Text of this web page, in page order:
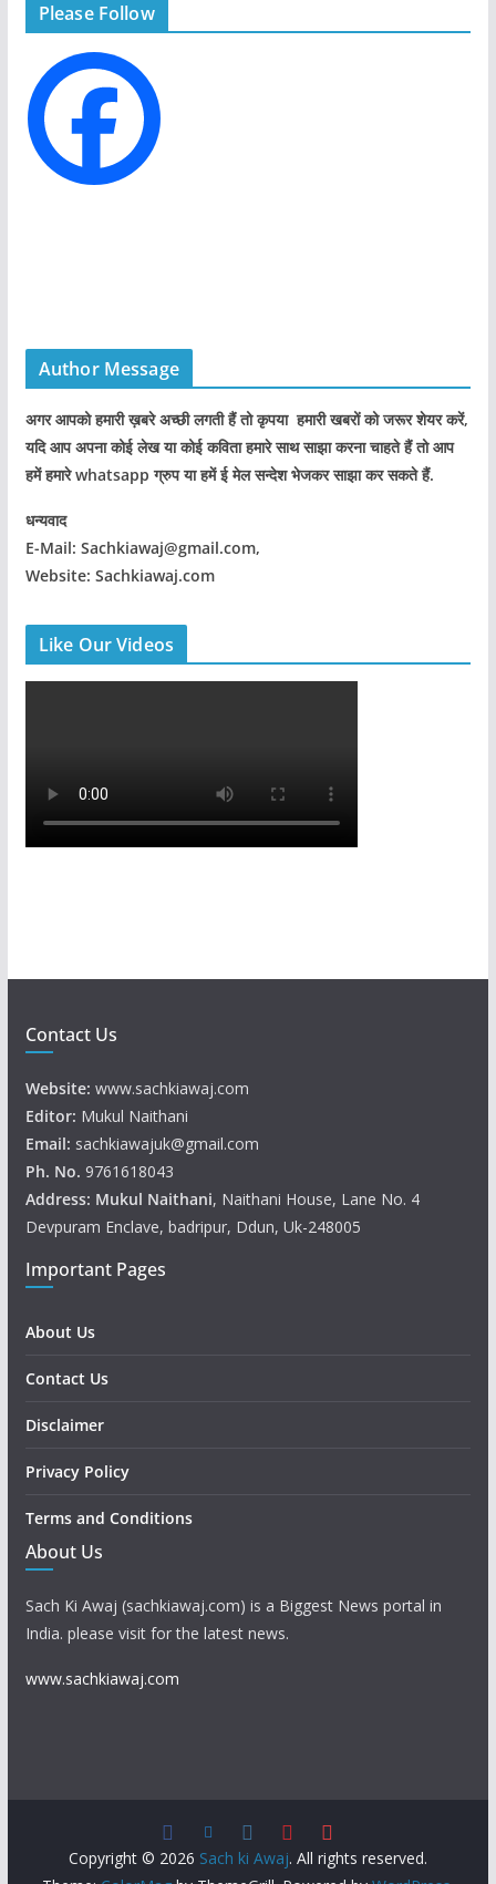
r
e
s
Please Follow
Author Message
अगर आपको हमारी ख़बरे अच्छी लगती हैं तो कृपया हमारी खबरों को जरूर शेयर करें,
यदि आप अपना कोई लेख या कोई कविता हमारे साथ साझा करना चाहते हैं तो आप
हमें हमारे whatsapp ग्रुप या हमें ई मेल सन्देश भेजकर साझा कर सकते हैं.
धन्यवाद
E-Mail: Sachkiawaj@gmail.com,
Website: Sachkiawaj.com
Like Our Videos
Contact Us
Website: www.sachkiawaj.com
Editor: Mukul Naithani
Email: sachkiawajuk@gmail.com
Ph. No. 9761618043
Address: Mukul Naithani, Naithani House, Lane No. 4
Devpuram Enclave, badripur, Ddun, Uk-248005
Important Pages
About Us
Contact Us
Disclaimer
Privacy Policy
Terms and Conditions
About Us
Sach Ki Awaj (sachkiawaj.com) is a Biggest News portal in
India. please visit for the latest news.
www.sachkiawaj.com
Copyright © 2026 Sach ki Awaj. All rights reserved.